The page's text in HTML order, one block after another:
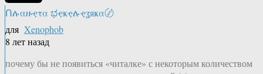
Ոሉαዙҿτα ಭҿҝҿሉҿʓяҝα〄
для Xenophob
8 лет назад
почему бы не появиться «читалке» с некоторым количеством